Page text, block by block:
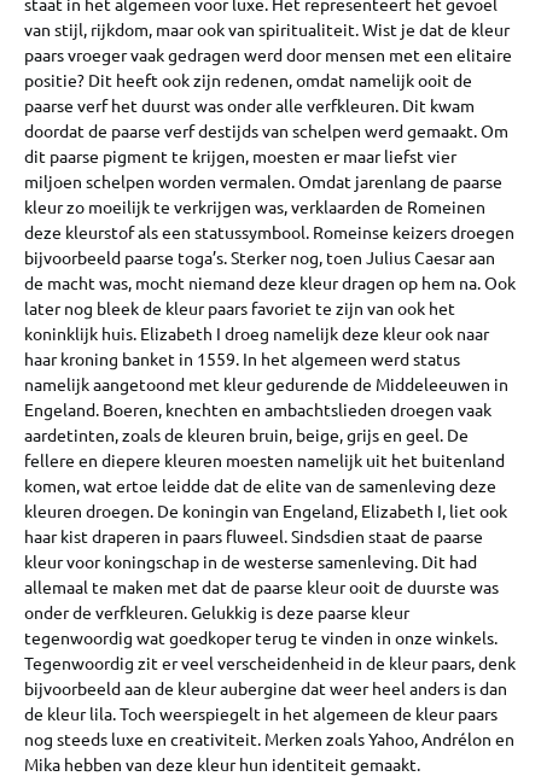
van stijl, rijkdom, maar ook van spiritualiteit. Wist je dat de kleur
paars vroeger vaak gedragen werd door mensen met een elitaire
positie? Dit heeft ook zijn redenen, omdat namelijk ooit de
paarse verf het duurst was onder alle verfkleuren. Dit kwam
doordat de paarse verf destijds van schelpen werd gemaakt. Om
dit paarse pigment te krijgen, moesten er maar liefst vier
miljoen schelpen worden vermalen. Omdat jarenlang de paarse
kleur zo moeilijk te verkrijgen was, verklaarden de Romeinen
deze kleurstof als een statussymbool. Romeinse keizers droegen
bijvoorbeeld paarse toga’s. Sterker nog, toen Julius Caesar aan
de macht was, mocht niemand deze kleur dragen op hem na. Ook
later nog bleek de kleur paars favoriet te zijn van ook het
koninklijk huis. Elizabeth I droeg namelijk deze kleur ook naar
haar kroning banket in 1559. In het algemeen werd status
namelijk aangetoond met kleur gedurende de Middeleeuwen in
Engeland. Boeren, knechten en ambachtslieden droegen vaak
aardetinten, zoals de kleuren bruin, beige, grijs en geel. De
fellere en diepere kleuren moesten namelijk uit het buitenland
komen, wat ertoe leidde dat de elite van de samenleving deze
kleuren droegen. De koningin van Engeland, Elizabeth I, liet ook
haar kist draperen in paars fluweel. Sindsdien staat de paarse
kleur voor koningschap in de westerse samenleving. Dit had
allemaal te maken met dat de paarse kleur ooit de duurste was
onder de verfkleuren. Gelukkig is deze paarse kleur
tegenwoordig wat goedkoper terug te vinden in onze winkels.
Tegenwoordig zit er veel verscheidenheid in de kleur paars, denk
bijvoorbeeld aan de kleur aubergine dat weer heel anders is dan
de kleur lila. Toch weerspiegelt in het algemeen de kleur paars
nog steeds luxe en creativiteit. Merken zoals Yahoo, Andrélon en
Mika hebben van deze kleur hun identiteit gemaakt.